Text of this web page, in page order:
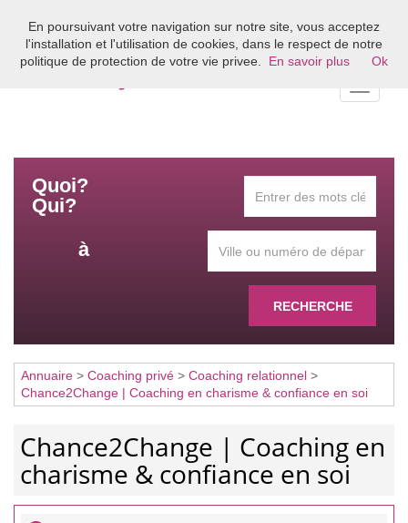
Bienvenue sur l'annuaire du coaching en France
Quoi?
Qui?
à
RECHERCHE
Annuaire > Coaching privé > Coaching relationnel >
Chance2Change | Coaching en charisme & confiance en soi
Chance2Change | Coaching en
charisme & confiance en soi
En poursuivant votre navigation sur notre site, vous acceptez
l'installation et l'utilisation de cookies, dans le respect de notre
politique de protection de votre vie privee.
En savoir plus Ok